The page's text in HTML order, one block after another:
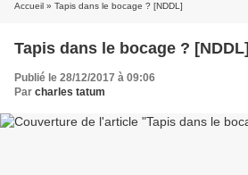
Accueil » Tapis dans le bocage ? [NDDL]
Tapis dans le bocage ? [NDDL]
Publié le 28/12/2017 à 09:06
Par charles tatum